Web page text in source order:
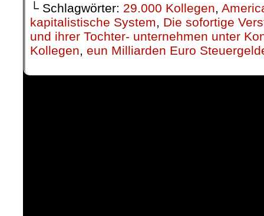
└ Schlagwörter: 29.000 Kollegen,
kapitalistische System, Die sofortige
und ihrer Tochter- unternehmen unter
Kollegen, eun Milliarden Euro